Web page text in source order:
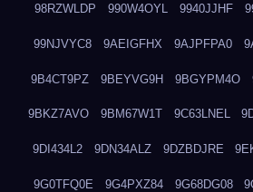
98RZWLDP 990W4OYL 9940JJHF
99NJVYC8 9AEIGFHX 9AJPFPA0
9B4CT9PZ 9BEYVG9H 9BGYPM4O
9BKZ7AVO 9BM67W1T 9C63LNEL
9DI434L2 9DN34ALZ 9DZBDJRE
9G0TFQ0E 9G4PXZ84 9G68DG08